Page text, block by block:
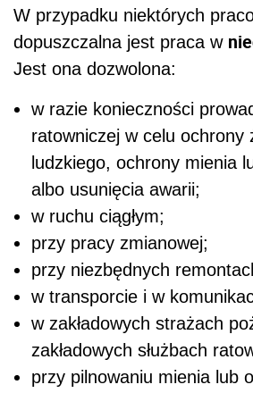
W przypadku niektórych
dopuszczalna jest praca w
Jest ona dozwolona:
w razie konieczności
ratowniczej w celu ochrony
ludzkiego, ochrony mienia
albo usunięcia awarii;
w ruchu ciągłym;
przy pracy zmianowej;
przy niezbędnych
w transporcie i w
w zakładowych strażach
zakładowych służbach
przy pilnowaniu mienia lub